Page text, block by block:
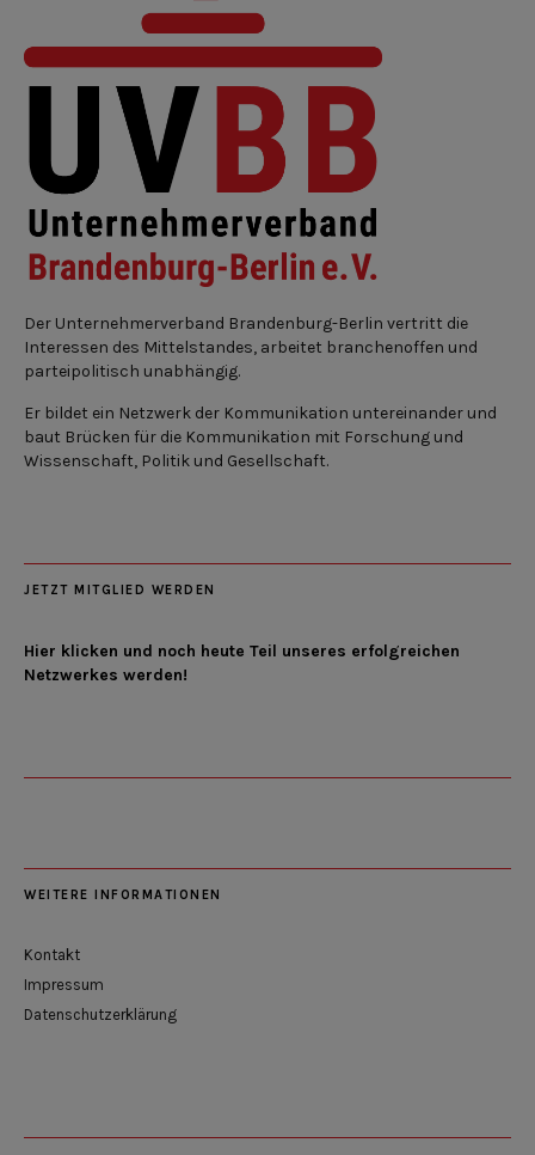
Der Unternehmerverband Brandenburg-Berlin vertritt die
Interessen des Mittelstandes, arbeitet branchenoffen und
parteipolitisch unabhängig.
Er bildet ein Netzwerk der Kommunikation untereinander und
baut Brücken für die Kommunikation mit Forschung und
Wissenschaft, Politik und Gesellschaft.
JETZT MITGLIED WERDEN
Hier klicken und noch heute Teil unseres erfolgreichen
Netzwerkes werden!
WEITERE INFORMATIONEN
Kontakt
Impressum
Datenschutzerklärung